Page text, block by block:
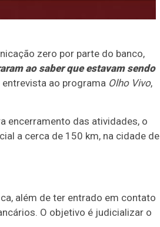
zero por parte do banco,
ao saber que estavam sendo
ao programa Olho Vivo,
encerramento das atividades, o
a cerca de 150 km, na cidade de
além de ter entrado em contato
O objetivo é judicializar o